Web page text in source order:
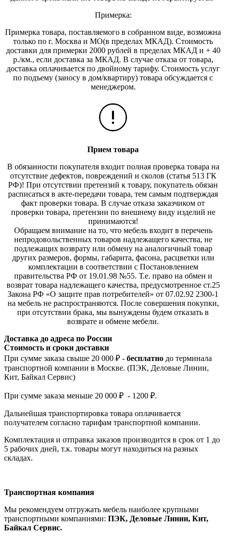
Примерка:
Примерка товара, поставляемого в собранном виде, возможна
только по г. Москва и МО(в пределах МКАД). Стоимость
доставки для примерки 2000 рублей в пределах МКАД и + 40
р./км., если доставка за МКАД. В случае отказа от товара,
доставка оплачивается по двойному тарифу. Стоимость услуг
по подъему (заносу в дом/квартиру) товара обсуждается с
менеджером.
Прием товара
В обязанности покупателя входит полная проверка товара на
отсутствие дефектов, повреждений и сколов (статья 513 ГК
РФ)! При отсутствии претензий к товару, покупатель обязан
расписаться в акте-передачи товара, тем самым подтверждая
факт проверки товара. В случае отказа заказчиком от
проверки товара, претензии по внешнему виду изделий не
принимаются!
Обращаем внимание на то, что мебель входит в перечень
непродовольственных товаров надлежащего качества, не
подлежащих возврату или обмену на аналогичный товар
других размеров, формы, габарита, фасона, расцветки или
комплектации в соответствии с Постановлением
правительства РФ от 19.01.98 №55. Т.е. право на обмен и
возврат товара надлежащего качества, предусмотренное ст.25
Закона РФ «О защите прав потребителей» от 07.02.92 2300-1
на мебель не распространяются. После совершения покупки,
при отсутствии брака, мы вынуждены будем отказать в
возврате и обмене мебели.
Доставка до адреса по России
Стоимость и сроки доставки
При сумме заказа свыше 20 000 ₽ - бесплатно до терминала
транспортной компании в Москве. (ПЭК, Деловые Линии,
Кит, Байкал Сервис)
При сумме заказа меньше 20 000 ₽ - 1200 ₽.
Дальнейшая транспортировка товара оплачивается
получателем согласно тарифам транспортной компании.
Комплектация и отправка заказов производится в срок от 1 до
5 рабочих дней, т.к. товары могут находиться на разных
складах.
Транспортная компания
Мы рекомендуем отгружать мебель наиболее крупными
транспортными компаниями: ПЭК, Деловые Линии, Кит,
Байкал Сервис.